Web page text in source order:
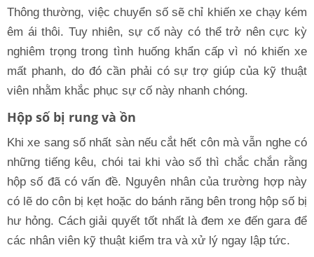
Thông thường, việc chuyển số sẽ chỉ khiến xe chạy kém
êm ái thôi. Tuy nhiên, sự cố này có thể trở nên cực kỳ
nghiêm trọng trong tình huống khẩn cấp vì nó khiến xe
mất phanh, do đó cần phải có sự trợ giúp của kỹ thuật
viên nhằm khắc phục sự cố này nhanh chóng.
Hộp số bị rung và ồn
Khi xe sang số nhất sàn nếu cắt hết côn mà vẫn nghe có
những tiếng kêu, chói tai khi vào số thì chắc chắn rằng
hộp số đã có vấn đề. Nguyên nhân của trường hợp này
có lẽ do côn bị kẹt hoặc do bánh răng bên trong hộp số bị
hư hỏng. Cách giải quyết tốt nhất là đem xe đến gara để
các nhân viên kỹ thuật kiểm tra và xử lý ngay lập tức.